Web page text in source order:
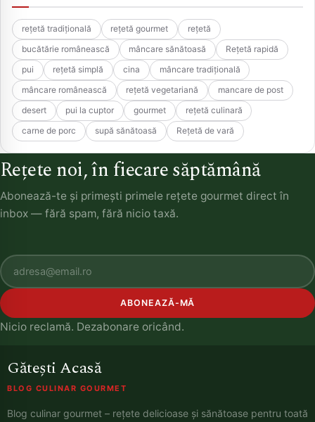
rețetă tradițională rețetă gourmet
rețetă
bucătărie românească
mâncare sănătoasă
Rețetă rapidă
pui
rețetă simplă cina
mâncare tradițională
mâncare românească
rețetă vegetariană
mancare de post
desert
pui la cuptor gourmet
rețetă culinară
carne de porc
supă sănătoasă Rețetă de vară
Rețete noi, în fiecare săptămână
Abonează-te și primești primele rețete gourmet direct în
inbox — fără spam, fără nicio taxă.
ABONEAZĂ-MĂ
Nicio reclamă. Dezabonare oricând.
Gătești Acasă
BLOG CULINAR GOURMET
Blog culinar gourmet – rețete delicioase și sănătoase pentru toată